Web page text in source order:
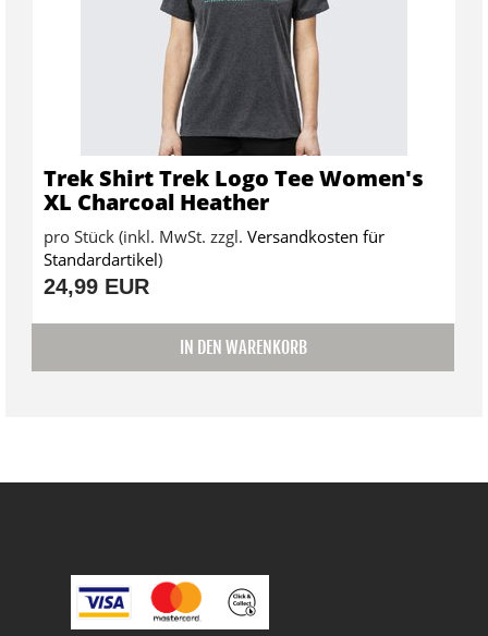
Trek Shirt Trek Logo Tee Women's
XL Charcoal Heather
pro Stück (inkl. MwSt. zzgl. Versandkosten für
Standardartikel)
24,99 EUR
IN DEN WARENKORB